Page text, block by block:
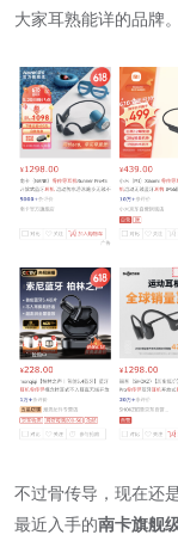
大家耳熟能详的品牌。
不过骨传导，现在还
最近入手的南卡旗舰